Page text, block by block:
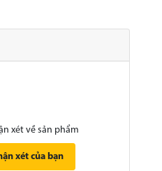
xét về sản phẩm
xét của bạn